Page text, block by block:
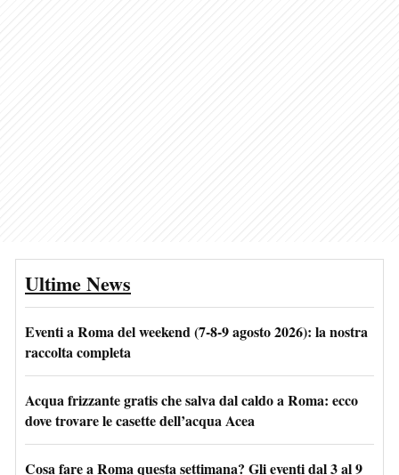
Ultime News
Eventi a Roma del weekend (7-8-9 agosto 2026): la nostra
raccolta completa
Acqua frizzante gratis che salva dal caldo a Roma: ecco
dove trovare le casette dell’acqua Acea
Cosa fare a Roma questa settimana? Gli eventi dal 3 al 9